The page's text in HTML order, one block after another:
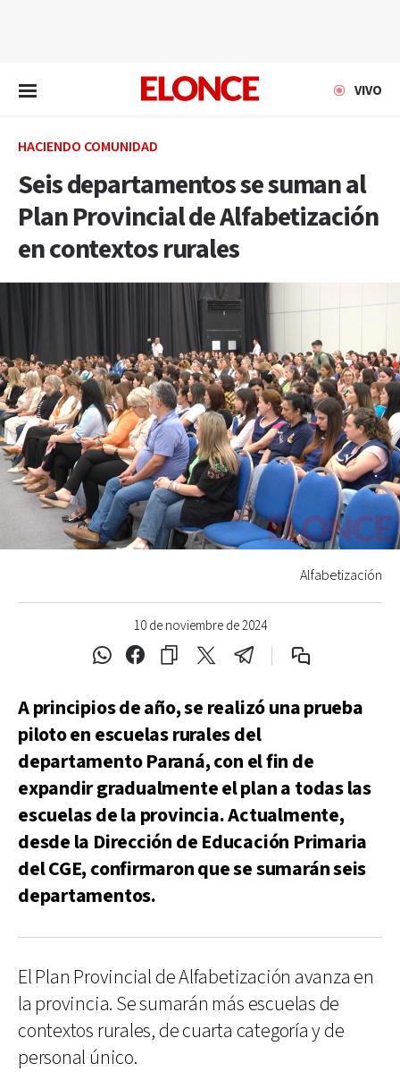
VIVO
HACIENDO COMUNIDAD
Seis departamentos se suman al
Plan Provincial de Alfabetización
en contextos rurales
10 de noviembre de 2024
Alfabetización
A principios de año, se realizó una prueba
piloto en escuelas rurales del
departamento Paraná, con el fin de
expandir gradualmente el plan a todas las
escuelas de la provincia. Actualmente,
desde la Dirección de Educación Primaria
del CGE, confirmaron que se sumarán seis
departamentos.
El Plan Provincial de Alfabetización avanza en
la provincia. Se sumarán más escuelas de
contextos rurales, de cuarta categoría y de
personal único.